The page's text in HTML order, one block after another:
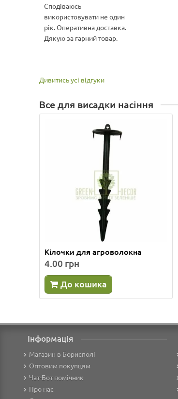
Сподіваюсь
використовувати не один
рік. Оперативна доставка.
Дякую за гарний товар.
Дивитись усі відгуки
Все для висадки насіння
Кілочки для агроволокна
4.00 грн
До кошика
Інформація
Магазин в Борисполі
Оптовим покупцям
Чат-Бот помічник
Про нас